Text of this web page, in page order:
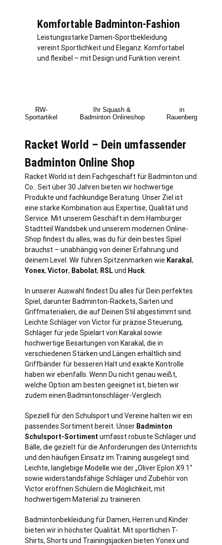
Komfortable Badminton-Fashion
Leistungsstarke Damen-Sportbekleidung
vereint Sportlichkeit und Eleganz. Komfortabel
und flexibel – mit Design und Funktion vereint.
RW-
Sportartikel
Ihr Squash &
Badminton Onlineshop
in
Rauenberg
Racket World – Dein umfassender
Badminton Online Shop
Racket World ist dein Fachgeschäft für Badminton und
Co.. Seit über 30 Jahren bieten wir hochwertige
Produkte und fachkundige Beratung. Unser Ziel ist
eine starke Kombination aus Expertise, Qualität und
Service. Mit unserem Geschäft in dem Hamburger
Stadtteil Wandsbek und unserem modernen Online-
Shop findest du alles, was du für dein bestes Spiel
brauchst – unabhängig von deiner Erfahrung und
deinem Level. Wir führen Spitzenmarken wie Karakal ,
Yonex, Victor, Babolat, RSLund Huck
In unserer Auswahl findest Du alles für Dein perfektes
Spiel, darunter Badminton-Rackets, Saiten und
Griffmaterialien, die auf Deinen Stil abgestimmt sind.
Leichte Schläger von Victor für präzise Steuerung,
Schläger für jede Spielart von Karakal sowie
hochwertige Besaitungen von Karakal, die in
verschiedenen Stärken und Längen erhältlich sind.
Griffbänder für besseren Halt und exakte Kontrolle
haben wir ebenfalls. Wenn Du nicht genau weißt,
welche Option am besten geeignet ist, bieten wir
zudem einen Badmintonschläger-Vergleich.
Speziell für den Schulsport und Vereine halten wir ein
passendes Sortiment bereit. Unser Badminton
Schulsport-Sortiment umfasst robuste Schläger und
Bälle, die gezielt für die Anforderungen des Unterrichts
und den häufigen Einsatz im Training ausgelegt sind.
Leichte, langlebige Modelle wie der „Oliver Eplon X9.1“
sowie widerstandsfähige Schläger und Zubehör von
Victor eröffnen Schülern die Möglichkeit, mit
hochwertigem Material zu trainieren.
Badmintonbekleidung für Damen, Herren und Kinder
bieten wir in höchster Qualität. Mit sportlichen T-
Shirts, Shorts und Trainingsjacken bieten Yonex und